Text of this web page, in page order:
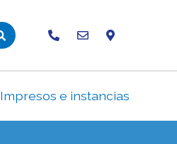
Impresos e instancias